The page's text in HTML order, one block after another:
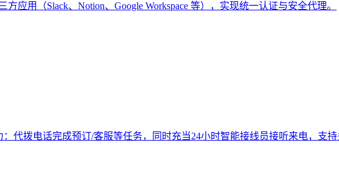
应用（Slack、Notion、Google Workspace 等），实现统一认证与安全代理。
代拨电话完成预订/客服等任务，同时充当24小时智能接线员接听来电，支持